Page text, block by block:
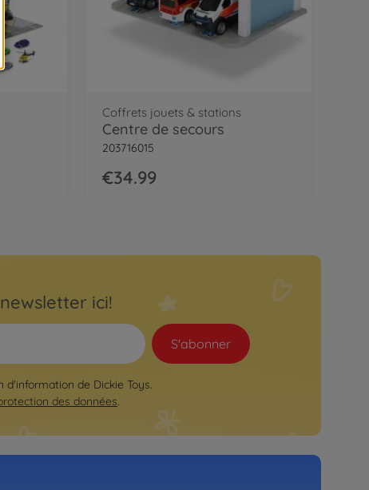
Coffrets jouets & stations
Centre de secours
203716015
€34.99
ici!
S'abonner
de Dickie Toys.
des données.